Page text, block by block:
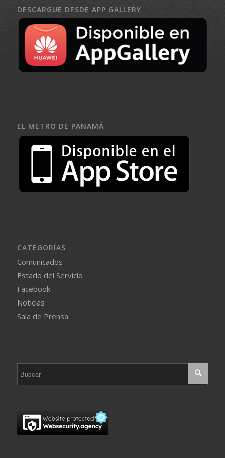
DESCARGUE DESDE APP GALLERY
EL METRO DE PANAMÁ
CATEGORÍAS
Comunicados
Estado del Servicio
Facebook
Noticias
Sala de Prensa